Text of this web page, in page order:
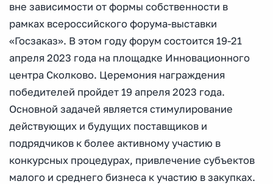
вне зависимости от формы собственности в
рамках всероссийского форума-выставки
«Госзаказ». В этом году форум состоится 19-21
апреля 2023 года на площадке Инновационного
центра Сколково. Церемония награждения
победителей пройдет 19 апреля 2023 года.
Основной задачей является стимулирование
действующих и будущих поставщиков и
подрядчиков к более активному участию в
конкурсных процедурах, привлечение субъектов
малого и среднего бизнеса к участию в закупках.